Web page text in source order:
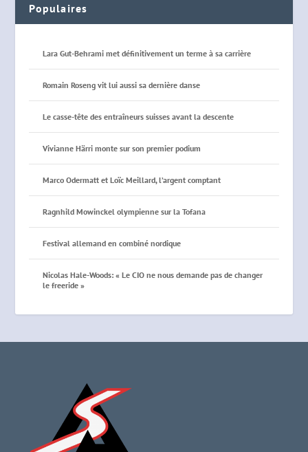
Populaires
Lara Gut-Behrami met définitivement un terme à sa carrière
Romain Roseng vit lui aussi sa dernière danse
Le casse-tête des entraîneurs suisses avant la descente
Vivianne Härri monte sur son premier podium
Marco Odermatt et Loïc Meillard, l’argent comptant
Ragnhild Mowinckel olympienne sur la Tofana
Festival allemand en combiné nordique
Nicolas Hale-Woods: « Le CIO ne nous demande pas de changer
le freeride »